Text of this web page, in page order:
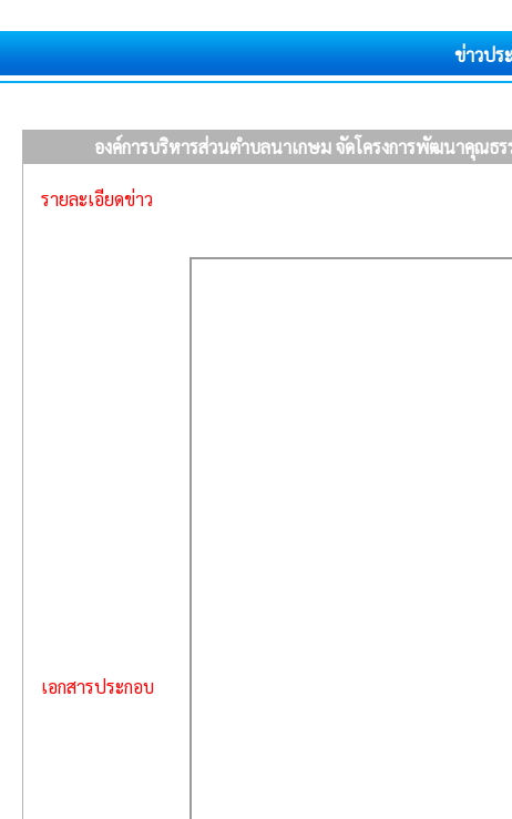
ข่าวปร
องค์การบริหารส่วนตำบลนาเกษม จัดโครงการพัฒนาคุณธ
รายละเอียดข่าว
เอกสารประกอบ